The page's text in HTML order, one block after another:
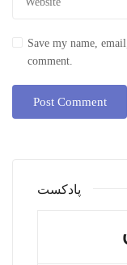
Save my name,
comment.
پادکست